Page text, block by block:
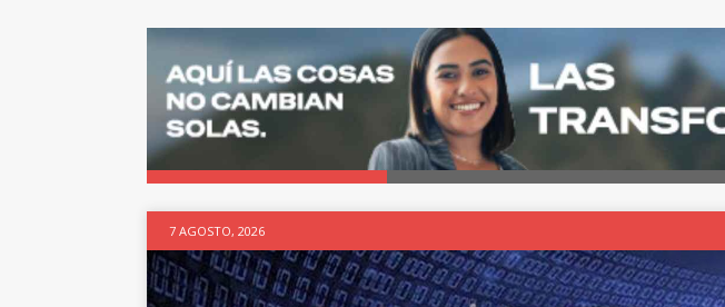
7 AGOSTO, 2026